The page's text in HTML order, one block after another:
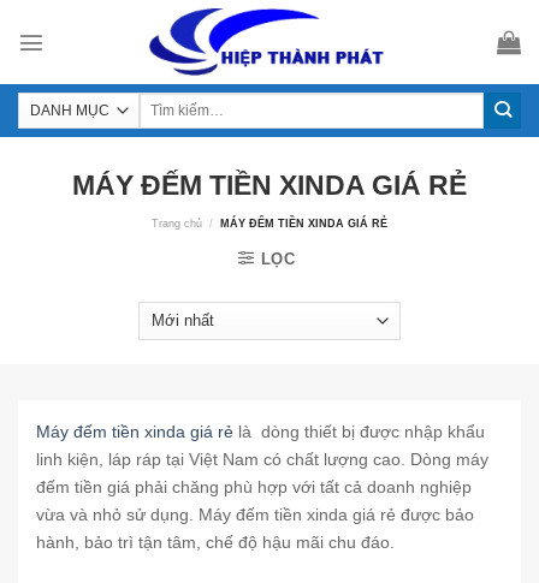
MÁY ĐẾM TIỀN XINDA GIÁ RẺ
Trang chủ / MÁY ĐẾM TIỀN XINDA GIÁ RẺ
LỌC
Máy đếm tiền xinda giá rẻ là dòng thiết bị được nhập khẩu
linh kiện, láp ráp tại Việt Nam có chất lượng cao. Dòng máy
đếm tiền giá phải chăng phù hợp với tất cả doanh nghiệp
vừa và nhỏ sử dụng. Máy đếm tiền xinda giá rẻ được bảo
hành, bảo trì tận tâm, chế độ hậu mãi chu đáo.